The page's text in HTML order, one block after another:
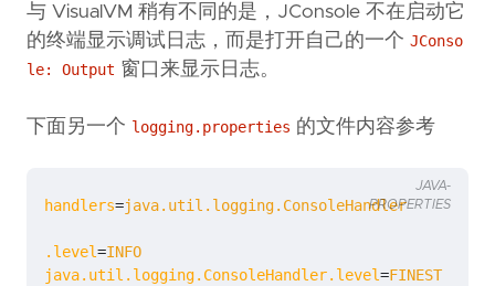
与 VisualVM 稍有不同的是，JConsole 不在启动它
的终端显示调试日志，而是打开自己的一个 JConso
le: Output 窗口来显示日志。
下面另一个 logging.properties 的文件内容参考
handlers=java.util.logging.ConsoleHandler
.level=INFO
java.util.logging.ConsoleHandler.level=FINEST
JAVA-
PROPERTIES